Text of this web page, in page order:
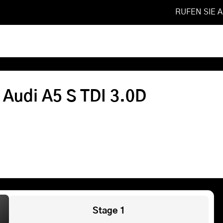
RUFEN
Softwareoptimierung
Shop
A5 S TDI 3.0D
Stage 1